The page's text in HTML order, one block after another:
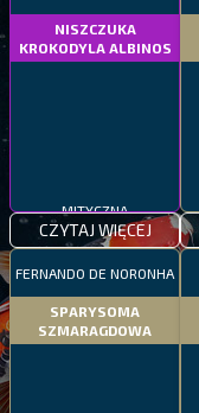
NISZCZUKA
KROKODYLA ALBINOS
MITYCZNA
CZYTAJ WIĘCEJ
FERNANDO DE NORONHA
SPARYSOMA
SZMARAGDOWA